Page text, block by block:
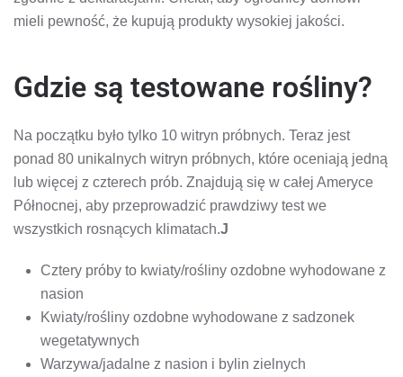
mieli pewność, że kupują produkty wysokiej jakości.
Gdzie są testowane rośliny?
Na początku było tylko 10 witryn próbnych. Teraz jest
ponad 80 unikalnych witryn próbnych, które oceniają jedną
lub więcej z czterech prób. Znajdują się w całej Ameryce
Północnej, aby przeprowadzić prawdziwy test we
wszystkich rosnących klimatach.J
Cztery próby to kwiaty/rośliny ozdobne wyhodowane z
nasion
Kwiaty/rośliny ozdobne wyhodowane z sadzonek
wegetatywnych
Warzywa/jadalne z nasion i bylin zielnych